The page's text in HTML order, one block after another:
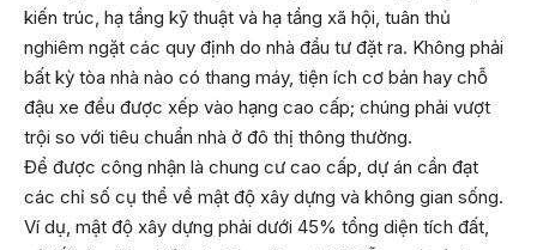
kiến trúc, hạ tầng kỹ thuật và hạ tầng xã hội, tuân thủ
nghiêm ngặt các quy định do nhà đầu tư đặt ra. Không phải
bất kỳ tòa nhà nào có thang máy, tiện ích cơ bản hay chỗ
đậu xe đều được xếp vào hạng cao cấp; chúng phải vượt
trội so với tiêu chuẩn nhà ở đô thị thông thường.
Để được công nhận là chung cư cao cấp, dự án cần đạt
các chỉ số cụ thể về mật độ xây dựng và không gian sống.
Ví dụ, mật độ xây dựng phải dưới 45% tổng diện tích đất,